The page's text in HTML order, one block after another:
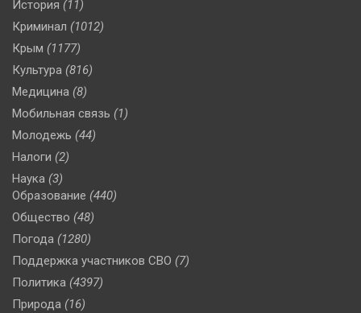
История (11)
Криминал (1012)
Крым (1177)
Культура (816)
Медицина (8)
Мобильная связь (1)
Молодежь (44)
Налоги (2)
Наука (3)
Образование (440)
Общество (48)
Погода (1280)
Поддержка участников СВО (7)
Политика (4397)
Природа (16)